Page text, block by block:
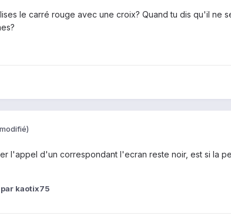
le carré rouge avec une croix? Quand tu dis qu'il ne
l'appel d'un correspondant l'ecran reste noir, est si la
par kaotix75